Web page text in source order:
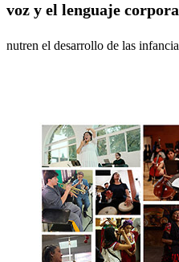
voz y el lenguaje
nutren el desarrollo de las